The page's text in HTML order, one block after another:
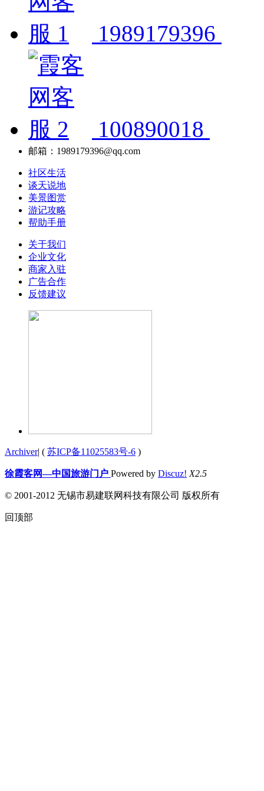
1989179396
100890018
邮箱：1989179396@qq.com
社区生活
谈天说地
美景图赏
游记攻略
帮助手册
关于我们
企业文化
商家入驻
广告合作
反馈建议
Archiver| ( 苏ICP备11025583号-6 )
徐霞客网—中国旅游门户 Powered by Discuz! X2.5
© 2001-2012 无锡市易建联网科技有限公司 版权所有
回顶部